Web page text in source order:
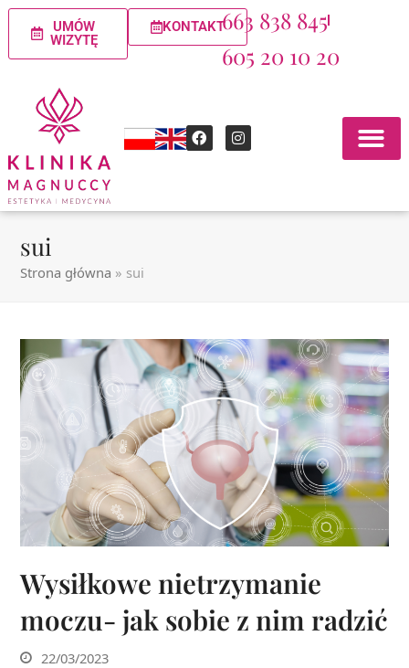
UMÓW
WIZYTĘ
KONTAKT663 838 845
605 20 10 20
sui
Strona główna » sui
Wysiłkowe nietrzymanie
moczu- jak sobie z nim radzić
22/03/2023